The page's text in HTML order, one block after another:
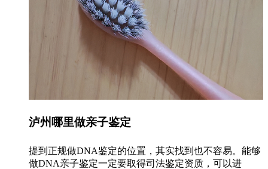
泸州哪里做亲子鉴定
提到正规做DNA鉴定的位置，其实找到也不容易。能够
做DNA亲子鉴定一定要取得司法鉴定资质，可以进